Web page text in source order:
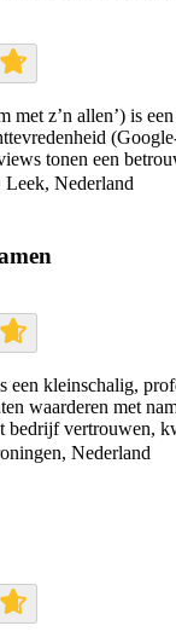
met z’n allen’) is
tonen een
Nederland
een kleinschalig,
waarderen met
bedrijf vertrouwen,
Nederland